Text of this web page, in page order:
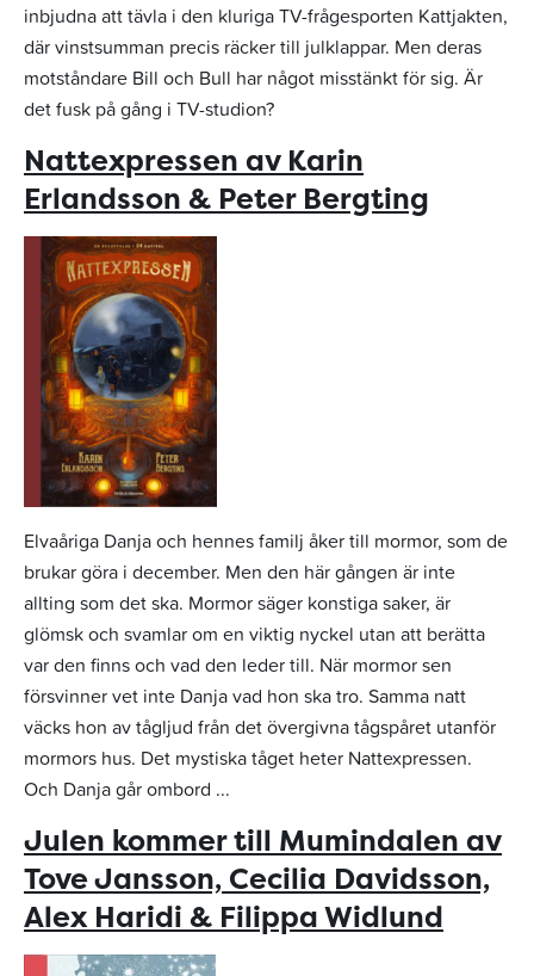
inbjudna att tävla i den kluriga TV-frågesporten Kattjakten,
där vinstsumman precis räcker till julklappar. Men deras
motståndare Bill och Bull har något misstänkt för sig. Är
det fusk på gång i TV-studion?
Nattexpressen av Karin
Erlandsson & Peter Bergting
Elvaåriga Danja och hennes familj åker till mormor, som de
brukar göra i december. Men den här gången är inte
allting som det ska. Mormor säger konstiga saker, är
glömsk och svamlar om en viktig nyckel utan att berätta
var den finns och vad den leder till. När mormor sen
försvinner vet inte Danja vad hon ska tro. Samma natt
väcks hon av tågljud från det övergivna tågspåret utanför
mormors hus. Det mystiska tåget heter Nattexpressen.
Och Danja går ombord ...
Julen kommer till Mumindalen av
Tove Jansson, Cecilia Davidsson,
Alex Haridi & Filippa Widlund